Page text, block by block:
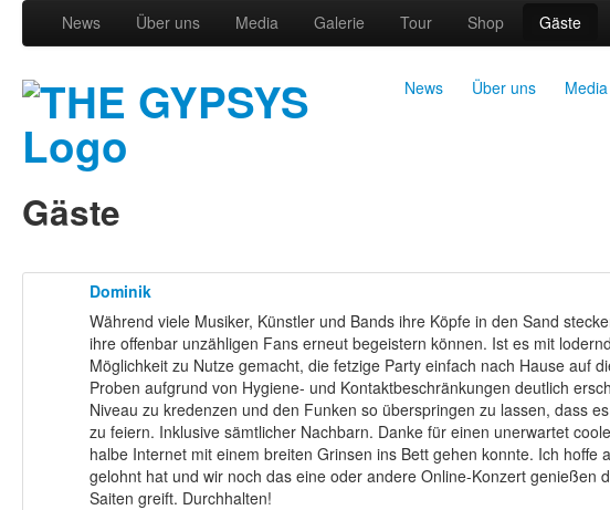
News Über uns Media Galerie Tour Shop Gäste
News Über uns Media
Gäste
Dominik
Während viele Musiker, Künstler und Bands ihre Köpfe in den Sand
ihre offenbar unzähligen Fans erneut begeistern können. Ist es mit
Möglichkeit zu Nutze gemacht, die fetzige Party einfach nach Hause auf
Proben aufgrund von Hygiene- und Kontaktbeschränkungen deutlich
Niveau zu kredenzen und den Funken so überspringen zu lassen, dass
zu feiern. Inklusive sämtlicher Nachbarn. Danke für einen unerwartet
halbe Internet mit einem breiten Grinsen ins Bett gehen konnte. Ich
gelohnt hat und wir noch das eine oder andere Online-Konzert
Saiten greift. Durchhalten!